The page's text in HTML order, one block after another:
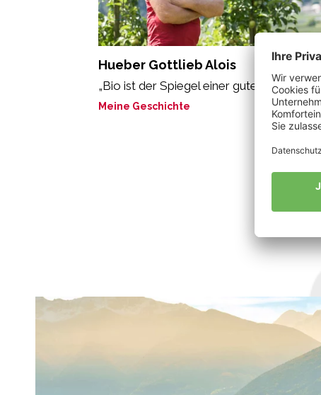
Hueber Gottlieb Alois
„Bio ist der Spiegel einer guten Seele“
Meine Geschichte